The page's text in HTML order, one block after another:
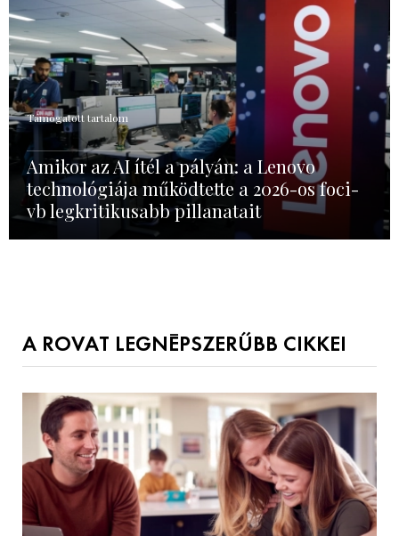
Támogatott tartalom
Amikor az AI ítél a pályán: a Lenovo
technológiája működtette a 2026-os foci-
vb legkritikusabb pillanatait
A ROVAT LEGNÉPSZERŰBB CIKKEI